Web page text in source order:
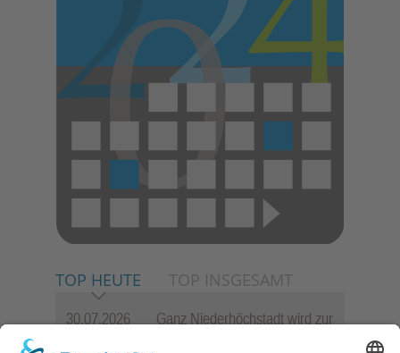
TOP HEUTE TOP INSGESAMT
30.07.2026
Ganz Niederhöchstadt wird zur